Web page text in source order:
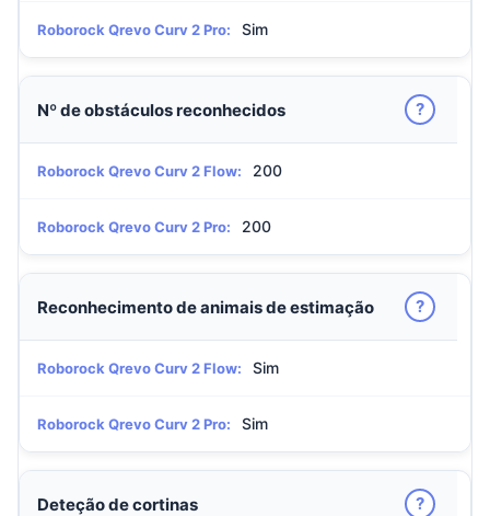
Roborock Qrevo Curv 2 Pro: Sim
Nº de obstáculos reconhecidos ?
Roborock Qrevo Curv 2 Flow: 200
Roborock Qrevo Curv 2 Pro: 200
Reconhecimento de animais de estimação ?
Roborock Qrevo Curv 2 Flow: Sim
Roborock Qrevo Curv 2 Pro: Sim
Deteção de cortinas ?